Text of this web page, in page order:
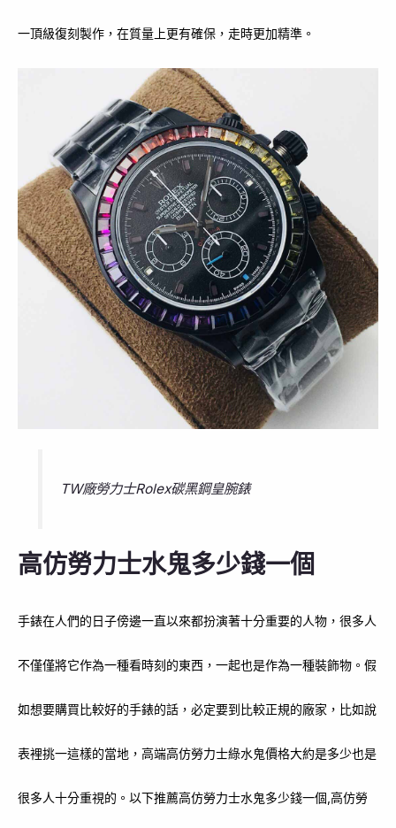
一頂級復刻製作，在質量上更有確保，走時更加精準。
TW廠勞力士Rolex碳黑鋼皇腕錶
高仿勞力士水鬼多少錢一個
手錶在人們的日子傍邊一直以來都扮演著十分重要的人物，很多人
不僅僅將它作為一種看時刻的東西，一起也是作為一種裝飾物。假
如想要購買比較好的手錶的話，必定要到比較正規的廠家，比如說
表裡挑一這樣的當地，高端高仿勞力士綠水鬼價格大約是多少也是
很多人十分重視的。以下推薦高仿勞力士水鬼多少錢一個,高仿勞